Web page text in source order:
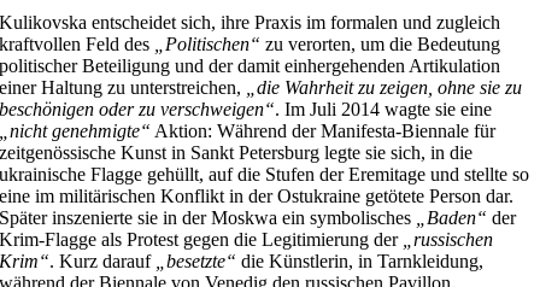
Kulikovska entscheidet sich, ihre Praxis im formalen und zugleich
kraftvollen Feld des
„Politischen“ zu verorten, um die Bedeutung
politischer Beteiligung und der damit einhergehenden Artikulation
einer Haltung zu unterstreichen,
„die Wahrheit zu zeigen, ohne sie zu
beschönigen oder zu verschweigen“. Im Juli 2014 wagte sie eine
„nicht genehmigte“ Aktion: Während der Manifesta-Biennale für
zeitgenössische Kunst in Sankt Petersburg legte sie sich, in die
ukrainische Flagge gehüllt, auf die Stufen der Eremitage und stellte so
eine im militärischen Konflikt in der Ostukraine getötete Person dar.
Später inszenierte sie in der Moskwa ein symbolisches
„Baden“ der
Krim-Flagge als Protest gegen die Legitimierung der
„russischen
Krim“. Kurz darauf „besetzte“ die Künstlerin, in Tarnkleidung,
während der Biennale von Venedig den russischen Pavillon.